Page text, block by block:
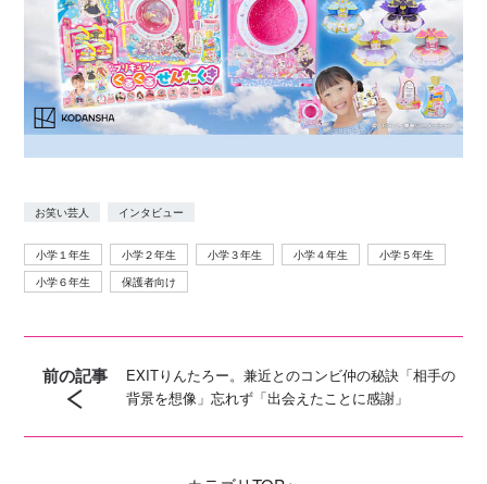
お笑い芸人 インタビュー
小学１年生 小学２年生 小学３年生 小学４年生
小学５年生
小学６年生
保護者向け
前の記事
EXITりんたろー。兼近とのコンビ仲の秘訣「相手の
背景を想像」忘れず「出会えたことに感謝」